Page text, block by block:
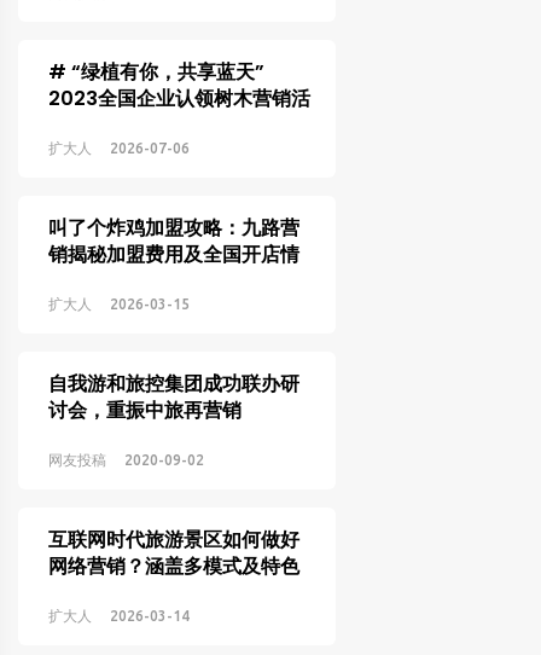
# “绿植有你，共享蓝天”
2023全国企业认领树木营销活
扩大人 2026-07-06
叫了个炸鸡加盟攻略：九路营
销揭秘加盟费用及全国开店情
扩大人 2026-03-15
自我游和旅控集团成功联办研
讨会，重振中旅再营销
网友投稿 2020-09-02
互联网时代旅游景区如何做好
网络营销？涵盖多模式及特色
扩大人 2026-03-14